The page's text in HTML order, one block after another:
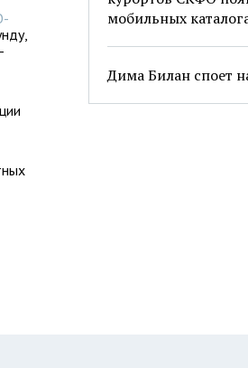
мобильных
Дима Билан споет